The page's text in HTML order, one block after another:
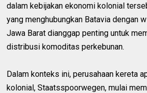
dalam kebijakan ekonomi kolonial
yang menghubungkan Batavia dengan
Jawa Barat dianggap penting untuk
distribusi komoditas perkebunan.
Dalam konteks ini, perusahaan kereta
kolonial, Staatsspoorwegen, mulai